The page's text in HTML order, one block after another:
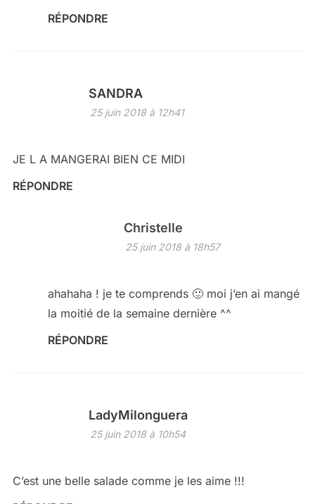
RÉPONDRE
SANDRA
25 juin 2018 à 12h41
JE L A MANGERAI BIEN CE MIDI
RÉPONDRE
Christelle
25 juin 2018 à 18h57
ahahaha ! je te comprends 🙂 moi j’en ai mangé
la moitié de la semaine dernière ^^
RÉPONDRE
LadyMilonguera
25 juin 2018 à 10h54
C’est une belle salade comme je les aime !!!